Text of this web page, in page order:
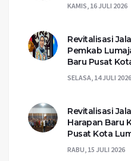
KAMIS, 16 JULI 2026
Revitalisasi
Pemkab
Baru Pusat
SELASA, 14 JULI 2026
Revitalisasi
Harapan Baru
Pusat Kota
RABU, 15 JULI 2026